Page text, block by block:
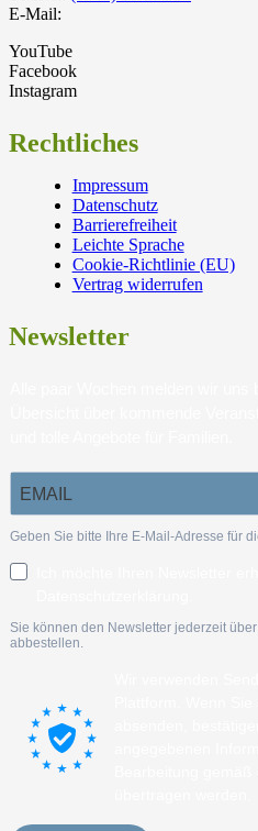
E-Mail:
YouTube
Facebook
Instagram
Rechtliches
Impressum
Datenschutz
Barrierefreiheit
Leichte Sprache
Cookie-Richtlinie (EU)
Vertrag widerrufen
Newsletter
Geben Sie bitte Ihre E-Mail-Adresse für
Sie können den Newsletter jederzeit
abbestellen.